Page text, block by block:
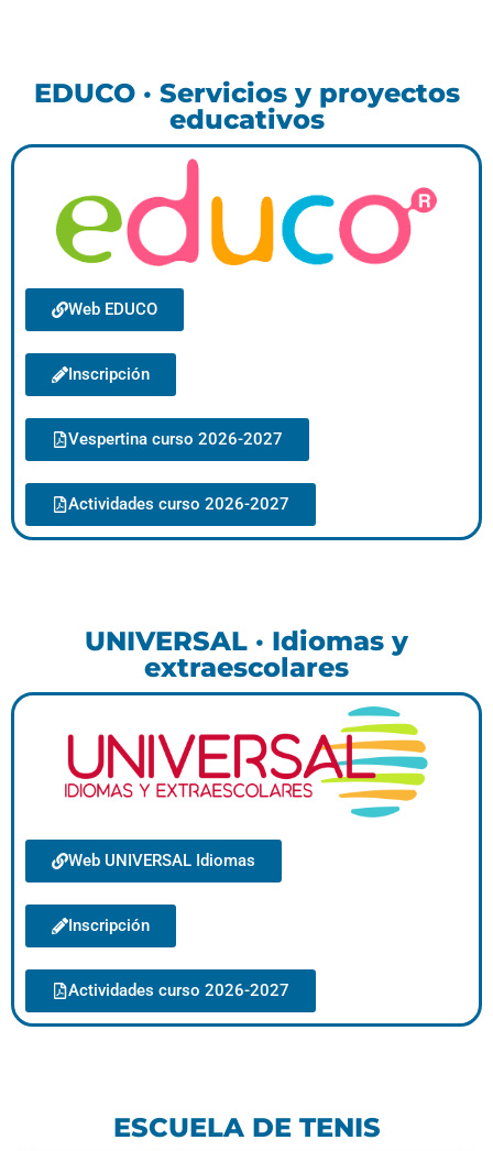
EDUCO · Servicios y proyectos
educativos
Web EDUCO
Inscripción
Vespertina curso 2026-2027
Actividades curso 2026-2027
UNIVERSAL · Idiomas y
extraescolares
Web UNIVERSAL Idiomas
Inscripción
Actividades curso 2026-2027
ESCUELA DE TENIS